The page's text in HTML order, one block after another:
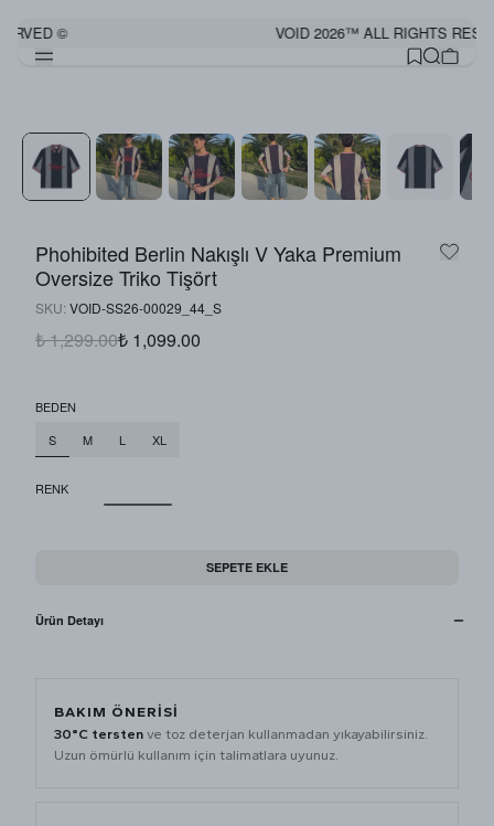
© VOID 2026™ ALL RIGHTS
Phohibited Berlin Nakışlı V Yaka Premium
Oversize Triko Tişört
SKU: VOID-SS26-00029_44_S
₺ 1,299.00₺ 1,099.00
BEDEN
S
M L XL
RENK
SEPETE EKLE
Ürün Detayı
BAKIM ÖNERISI
30°C tersten ve toz deterjan kullanmadan yıkayabilirsiniz.
Uzun ömürlü kullanım için talimatlara uyunuz.